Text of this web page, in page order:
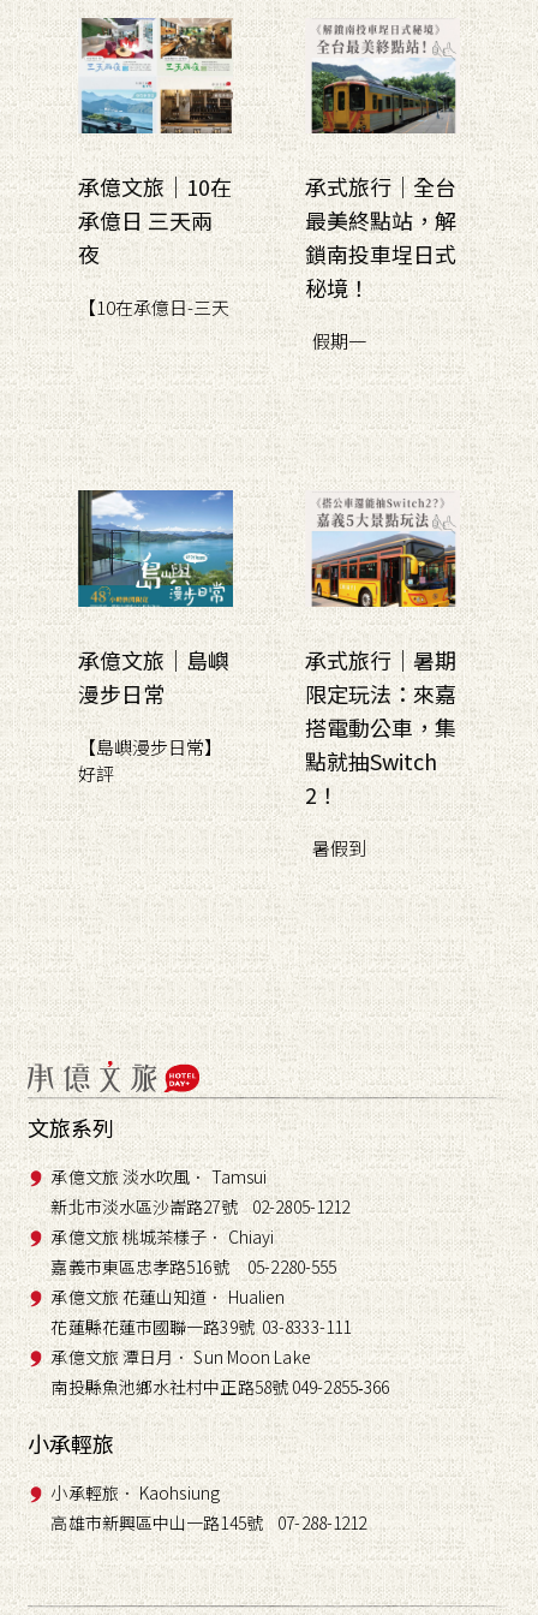
承億文旅｜10在
承億日 三天兩
夜
【10在承億日-三天
承式旅行｜全台
最美終點站，解
鎖南投車埕日式
秘境！
假期一
承億文旅｜島嶼
漫步日常
【島嶼漫步日常】
好評
承式旅行｜暑期
限定玩法：來嘉
搭電動公車，集
點就抽Switch
2！
暑假到
文旅系列
承億文旅 淡水吹風． Tamsui
新北市淡水區沙崙路27號 02-2805-1212
承億文旅 桃城茶樣子． Chiayi
嘉義市東區忠孝路516號 05-2280-555
承億文旅 花蓮山知道． Hualien
花蓮縣花蓮市國聯一路39號 03-8333-111
承億文旅 潭日月． Sun Moon Lake
南投縣魚池鄉水社村中正路58號 049-2855-366
小承輕旅
小承輕旅． Kaohsiung
高雄市新興區中山一路145號 07-288-1212